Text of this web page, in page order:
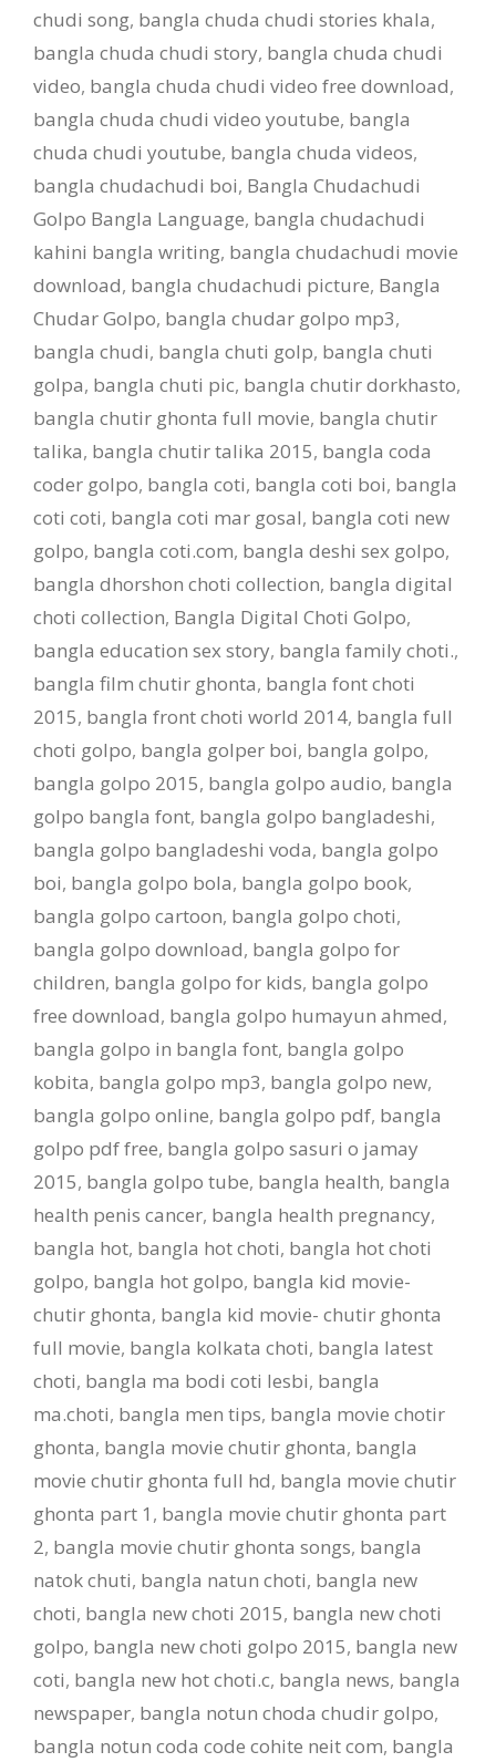
chudi song, bangla chuda chudi stories khala,
bangla chuda chudi story, bangla chuda chudi
video, bangla chuda chudi video free download,
bangla chuda chudi video youtube, bangla
chuda chudi youtube, bangla chuda videos,
bangla chudachudi boi, Bangla Chudachudi
Golpo Bangla Language, bangla chudachudi
kahini bangla writing, bangla chudachudi movie
download, bangla chudachudi picture, Bangla
Chudar Golpo, bangla chudar golpo mp3,
bangla chudi, bangla chuti golp, bangla chuti
golpa, bangla chuti pic, bangla chutir dorkhasto,
bangla chutir ghonta full movie, bangla chutir
talika, bangla chutir talika 2015, bangla coda
coder golpo, bangla coti, bangla coti boi, bangla
coti coti, bangla coti mar gosal, bangla coti new
golpo, bangla coti.com, bangla deshi sex golpo,
bangla dhorshon choti collection, bangla digital
choti collection, Bangla Digital Choti Golpo,
bangla education sex story, bangla family choti.,
bangla film chutir ghonta, bangla font choti
2015, bangla front choti world 2014, bangla full
choti golpo, bangla golper boi, bangla golpo,
bangla golpo 2015, bangla golpo audio, bangla
golpo bangla font, bangla golpo bangladeshi,
bangla golpo bangladeshi voda, bangla golpo
boi, bangla golpo bola, bangla golpo book,
bangla golpo cartoon, bangla golpo choti,
bangla golpo download, bangla golpo for
children, bangla golpo for kids, bangla golpo
free download, bangla golpo humayun ahmed,
bangla golpo in bangla font, bangla golpo
kobita, bangla golpo mp3, bangla golpo new,
bangla golpo online, bangla golpo pdf, bangla
golpo pdf free, bangla golpo sasuri o jamay
2015, bangla golpo tube, bangla health, bangla
health penis cancer, bangla health pregnancy,
bangla hot, bangla hot choti, bangla hot choti
golpo, bangla hot golpo, bangla kid movie-
chutir ghonta, bangla kid movie- chutir ghonta
full movie, bangla kolkata choti, bangla latest
choti, bangla ma bodi coti lesbi, bangla
ma.choti, bangla men tips, bangla movie chotir
ghonta, bangla movie chutir ghonta, bangla
movie chutir ghonta full hd, bangla movie chutir
ghonta part 1 , bangla movie chutir ghonta part
2, bangla movie chutir ghonta songs, bangla
natok chuti, bangla natun choti, bangla new
choti, bangla new choti 2015, bangla new choti
golpo, bangla new choti golpo 2015, bangla new
coti, bangla new hot choti.c, bangla news, bangla
newspaper, bangla notun choda chudir golpo,
bangla notun coda code cohite neit com, bangla